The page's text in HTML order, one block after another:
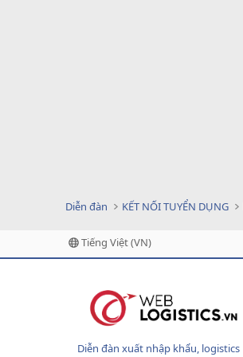
Diễn đàn KẾT NỐI TUYỂN DỤNG
Tiếng Việt (VN)
Diễn đàn xuất nhập khẩu, logistics